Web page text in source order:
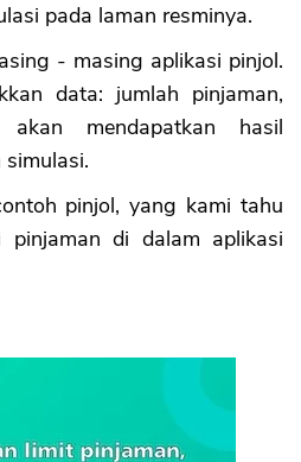
pada laman resminya.
- masing aplikasi pinjol.
data: jumlah pinjaman,
mendapatkan hasil
pinjol, yang kami tahu
pinjaman di dalam aplikasi